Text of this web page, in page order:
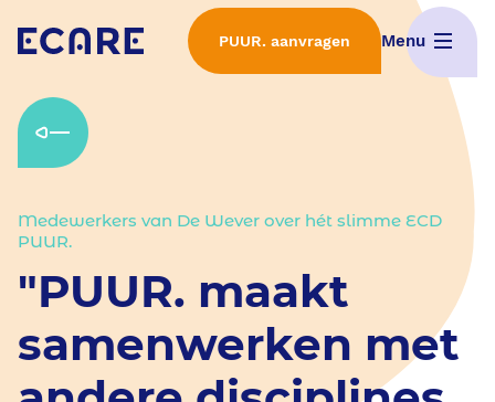
PUUR. aanvragen Menu
Home
Wat is PUUR.
Interactieve demo's
ECD Selectieproces
Medewerkers van De Wever over hét slimme ECD
PUUR.
"PUUR. maakt
samenwerken met